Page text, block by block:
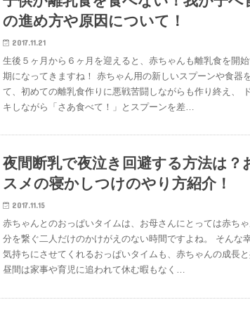
の進め方や原因について！
2017.11.21
生後５ヶ月から６ヶ月を迎えると、赤ちゃんも離乳食を開
期になってきますね！ 赤ちゃん用の新しいスプーンや食器
て、初めての離乳食作りに悪戦苦闘しながらも作り終え、
キしながら「さあ食べて！」とスプーンを差…
夜間断乳で夜泣き回避する方法は？
スメの寝かしつけのやり方紹介！
2017.11.15
赤ちゃんとのおっぱいタイムは、お母さんにとっては赤ち
分を繋ぐ二人だけのかけがえのない時間ですよね。 そんな
気持ちにさせてくれるおっぱいタイムも、赤ちゃんの成長と
昼間は家事や育児に追われて休む暇もなく…